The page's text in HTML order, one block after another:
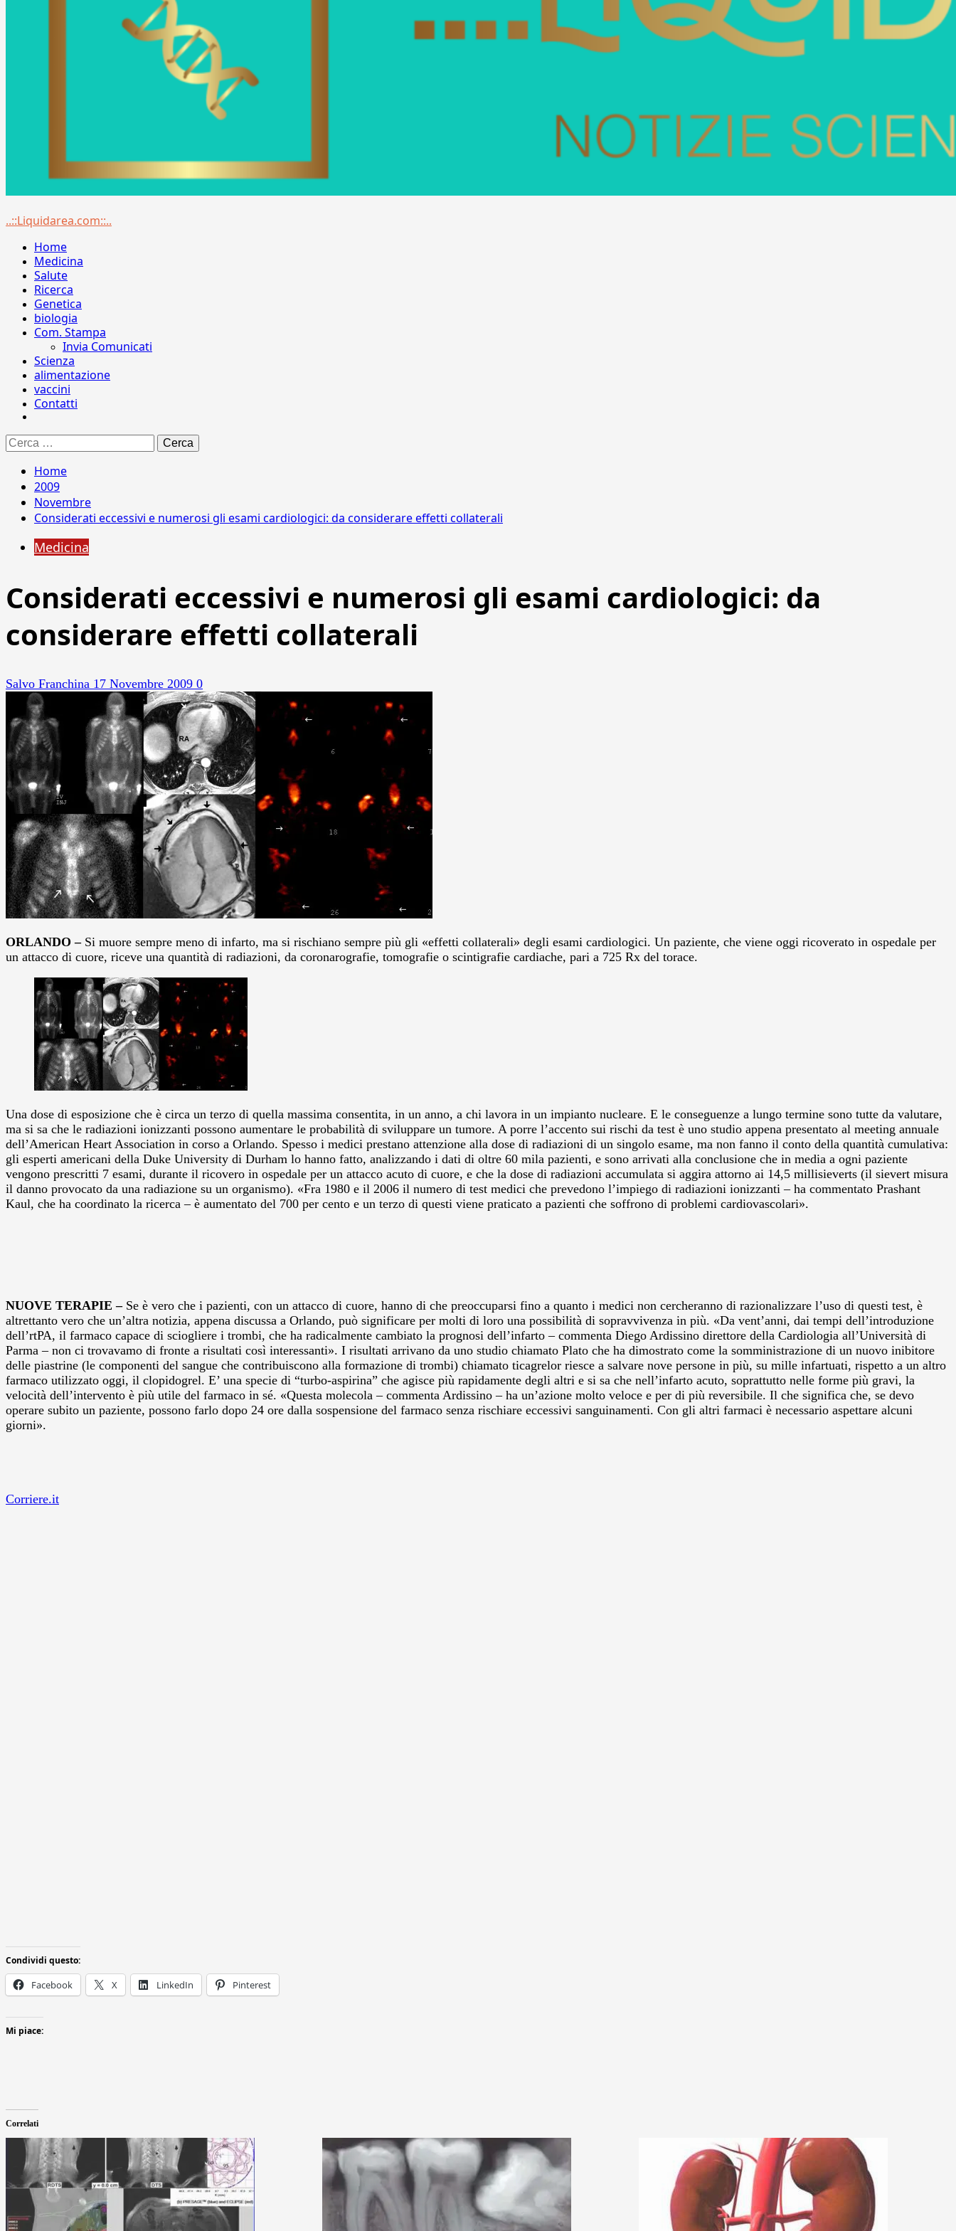
Menu
..::Liquidarea.com::..
Home
Medicina
Salute
Ricerca
Genetica
biologia
Com. Stampa
Invia Comunicati
Scienza
alimentazione
vaccini
Contatti
Ricerca
per:
Home
2009
Novembre
Considerati eccessivi e numerosi gli esami cardiologici: da considerare effetti collaterali
Medicina
Considerati eccessivi e numerosi gli esami cardiologici: da
considerare effetti collaterali
Salvo Franchina 17 Novembre 2009 0
ORLANDO –Si muore sempre meno di infarto, ma si rischiano sempre più gli «effetti collaterali» degli esami cardiologici. Un paziente, che viene oggi ricoverato in ospedale per
un attacco di cuore, riceve una quantità di radiazioni, da coronarografie, tomografie o scintigrafie cardiache, pari a 725 Rx del torace.
Una dose di esposizione che è circa un terzo di quella massima consentita, in un anno, a chi lavora in un impianto nucleare. E le conseguenze a lungo termine sono tutte da valutare,
ma si sa che le radiazioni ionizzanti possono aumentare le probabilità di sviluppare un tumore. A porre l’accento sui rischi da test è uno studio appena presentato al meeting annuale
dell’American Heart Association in corso a Orlando. Spesso i medici prestano attenzione alla dose di radiazioni di un singolo esame, ma non fanno il conto della quantità cumulativa:
gli esperti americani della Duke University di Durham lo hanno fatto, analizzando i dati di oltre 60 mila pazienti, e sono arrivati alla conclusione che in media a ogni paziente
vengono prescritti 7 esami, durante il ricovero in ospedale per un attacco acuto di cuore, e che la dose di radiazioni accumulata si aggira attorno ai 14,5 millisieverts (il sievert misura
il danno provocato da una radiazione su un organismo). «Fra 1980 e il 2006 il numero di test medici che prevedono l’impiego di radiazioni ionizzanti – ha commentato Prashant
Kaul, che ha coordinato la ricerca – è aumentato del 700 per cento e un terzo di questi viene praticato a pazienti che soffrono di problemi cardiovascolari».
NUOVE TERAPIE –Se è vero che i pazienti, con un attacco di cuore, hanno di che preoccuparsi fino a quanto i medici non cercheranno di razionalizzare l’uso di questi test, è
altrettanto vero che un’altra notizia, appena discussa a Orlando, può significare per molti di loro una possibilità di sopravvivenza in più. «Da vent’anni, dai tempi dell’introduzione
dell’rtPA, il farmaco capace di sciogliere i trombi, che ha radicalmente cambiato la prognosi dell’infarto – commenta Diego Ardissino direttore della Cardiologia all’Università di
Parma – non ci trovavamo di fronte a risultati così interessanti». I risultati arrivano da uno studio chiamato Plato che ha dimostrato come la somministrazione di un nuovo inibitore
delle piastrine (le componenti del sangue che contribuiscono alla formazione di trombi) chiamato ticagrelor riesce a salvare nove persone in più, su mille infartuati, rispetto a un altro
farmaco utilizzato oggi, il clopidogrel. E’ una specie di “turbo-aspirina” che agisce più rapidamente degli altri e si sa che nell’infarto acuto, soprattutto nelle forme più gravi, la
velocità dell’intervento è più utile del farmaco in sé. «Questa molecola – commenta Ardissino – ha un’azione molto veloce e per di più reversibile. Il che significa che, se devo
operare subito un paziente, possono farlo dopo 24 ore dalla sospensione del farmaco senza rischiare eccessivi sanguinamenti. Con gli altri farmaci è necessario aspettare alcuni
giorni».
Corriere.it
Condividi questo:
Facebook X LinkedIn Pinterest
Mi piace:
Correlati